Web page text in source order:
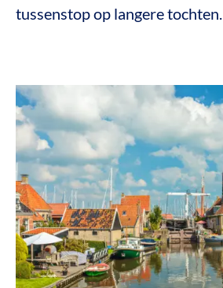
tussenstop op langere tochten.